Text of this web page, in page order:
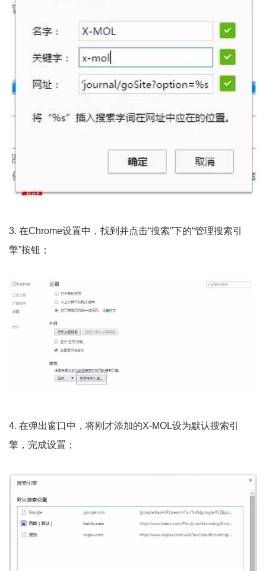
3. 在Chrome设置中，找到并点击“搜索”下的“管理搜索引
擎”按钮；
4. 在弹出窗口中，将刚才添加的X-MOL设为默认搜索引
擎，完成设置；